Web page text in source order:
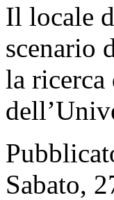
Il locale
scenario
la
Sabato,